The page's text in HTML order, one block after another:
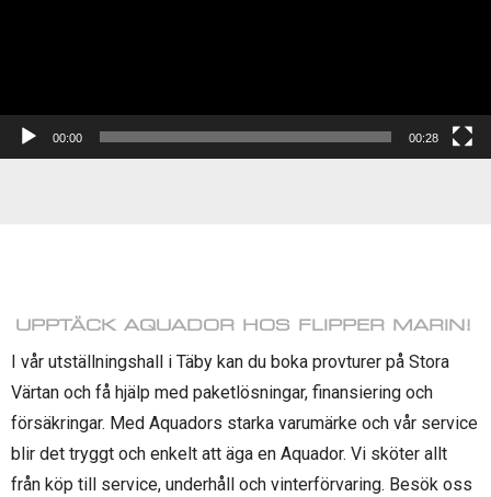
00:00 00:28
UPPTÄCK AQUADOR HOS FLIPPER MARIN!
I vår utställningshall i Täby kan du boka provturer på Stora
Värtan och få hjälp med paketlösningar, finansiering och
försäkringar. Med Aquadors starka varumärke och vår service
blir det tryggt och enkelt att äga en Aquador. Vi sköter allt
från köp till service, underhåll och vinterförvaring. Besök oss